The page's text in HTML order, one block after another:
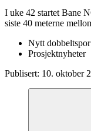
I uke 42 startet Bane
siste 40 meterne
Nytt
Prosjektnyheter
Publisert: 10. oktober